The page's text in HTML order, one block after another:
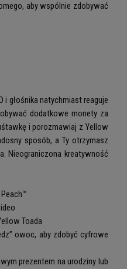
aby wspólnie zdobywać
głośnika natychmiast reaguje
dodatkowe monety za
i porozmawiaj z Yellow
sposób, a Ty otrzymasz
Nieograniczona kreatywność
Toada
owoc, aby zdobyć cyfrowe
prezentem na urodziny lub